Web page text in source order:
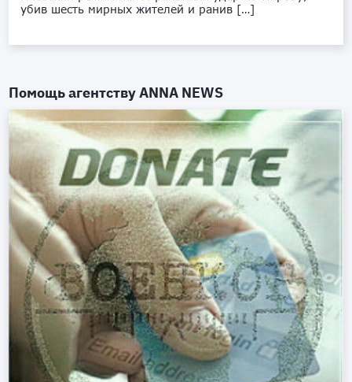
убив шесть мирных жителей и ранив […]
Помощь агентствуANNA NEWS